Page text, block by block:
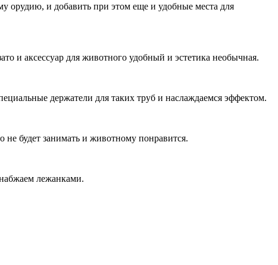
орудию, и добавить при этом еще и удобные места для
и аксессуар для животного удобный и эстетика необычная.
держатели для таких труб и наслаждаемся эффектом.
будет занимать и животному понравится.
лежанками.